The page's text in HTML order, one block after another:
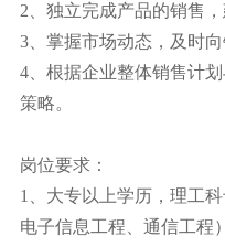
2、独立完成产品的销售
3、掌握市场动态，及时向
4、根据企业整体销售计
策略。
岗位要求：
1、大专以上学历，理工
电子信息工程、通信工程）